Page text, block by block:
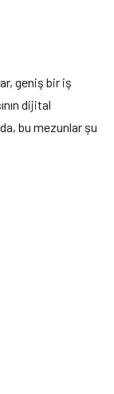
geniş bir iş
dijital
bu mezunlar şu